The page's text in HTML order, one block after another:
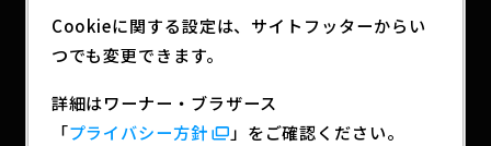
Cookieに関する設定は、サイトフッターからい
つでも変更できます。
詳細はワーナー・ブラザース
「プライバシー方針 」をご確認ください。